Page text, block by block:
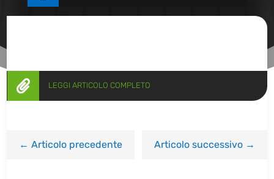
 LEGGI ARTICOLO COMPLETO
←Articolo precedente Articolo successivo→